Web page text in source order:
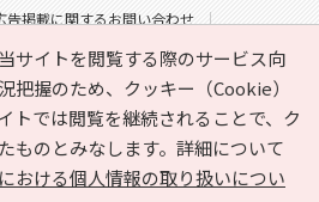
サイトを閲覧する際のサービス向
把握のため、クッキー（Cookie）
トでは閲覧を継続されることで、ク
ものとみなします。詳細について
おける個人情報の取り扱いについ
告掲載に関するお問い合わせ
容に関するお問い合わせ